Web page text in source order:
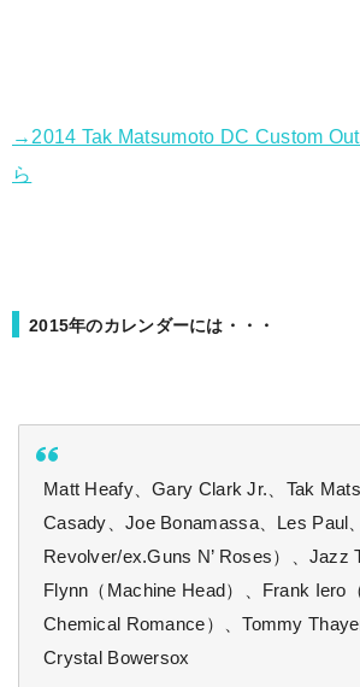
→2014 Tak Matsumoto DC Custom
ら
2015年のカレンダーには・・・
Matt Heafy、Gary Clark Jr.、Tak
Casady、Joe Bonamassa、Les Paul
Revolver/ex.Guns N’ Roses）、Jazz
Flynn（Machine Head）、Frank Iero
Chemical Romance）、Tommy
Crystal Bowersox